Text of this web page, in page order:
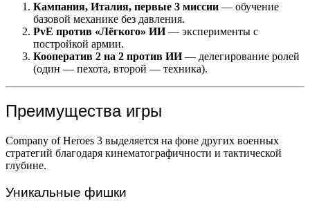
Кампания, Италия, первые 3 миссии — обучение
базовой механике без давления.
PvE против «Лёгкого» ИИ— эксперименты с
постройкой армии.
Кооператив 2 на 2 против ИИ— делегирование ролей
(один — пехота, второй — техника).
Преимущества игры
Company of Heroes 3 выделяется на фоне других военных
стратегий благодаря кинематографичности и тактической
глубине.
Уникальные фишки